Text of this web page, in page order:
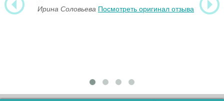
Ирина Соловьева Посмотреть оригинал отзыва